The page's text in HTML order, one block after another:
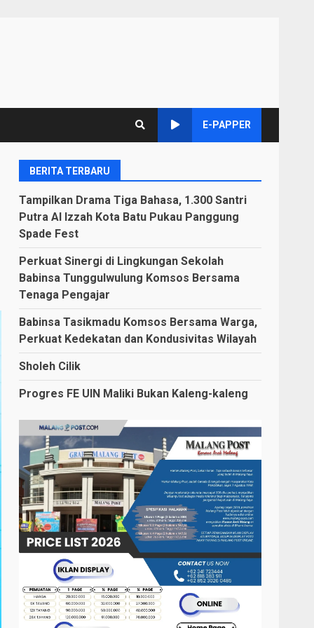
E-PAPPER
BERITA TERBARU
Tampilkan Drama Tiga Bahasa, 1.300 Santri
Putra Al Izzah Kota Batu Pukau Panggung
Spade Fest
Perkuat Sinergi di Lingkungan Sekolah
Babinsa Tunggulwulung Komsos Bersama
Tenaga Pengajar
Babinsa Tasikmadu Komsos Bersama Warga,
Perkuat Kedekatan dan Kondusivitas Wilayah
Sholeh Cilik
Progres FE UIN Maliki Bukan Kaleng-kaleng